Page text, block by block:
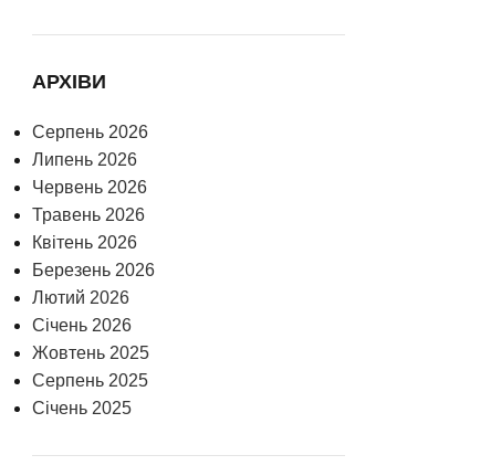
АРХІВИ
Серпень 2026
Липень 2026
Червень 2026
Травень 2026
Квітень 2026
Березень 2026
Лютий 2026
Січень 2026
Жовтень 2025
Серпень 2025
Січень 2025